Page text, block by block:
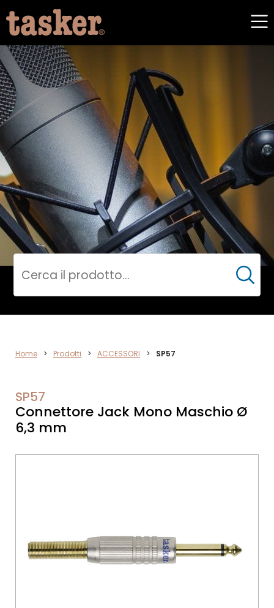
AUDIO
Cerca
Home > Prodotti > ACCESSORI > SP57
SP57
Connettore Jack Mono Maschio Ø
6,3 mm